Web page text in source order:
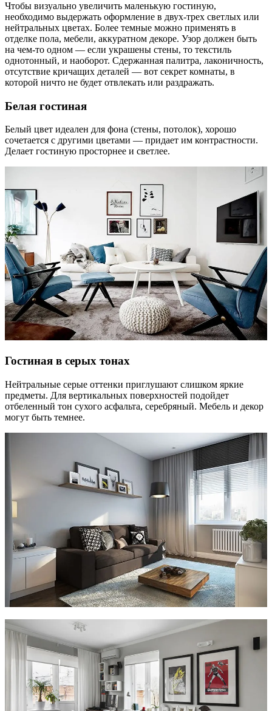
Чтобы визуально увеличить маленькую гостиную,
необходимо выдержать оформление в двух-трех светлых или
нейтральных цветах. Более темные можно применять в
отделке пола, мебели, аккуратном декоре. Узор должен быть
на чем-то одном — если украшены стены, то текстиль
однотонный, и наоборот. Сдержанная палитра, лаконичность,
отсутствие кричащих деталей — вот секрет комнаты, в
которой ничто не будет отвлекать или раздражать.
Белая гостиная
Белый цвет идеален для фона (стены, потолок), хорошо
сочетается с другими цветами — придает им контрастности.
Делает гостиную просторнее и светлее.
Гостиная в серых тонах
Нейтральные серые оттенки приглушают слишком яркие
предметы. Для вертикальных поверхностей подойдет
отбеленный тон сухого асфальта, серебряный. Мебель и декор
могут быть темнее.